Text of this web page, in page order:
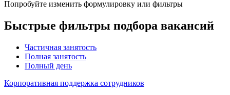
Попробуйте изменить формулировку или фильтры
Быстрые фильтры подбора вакансий
Частичная занятость
Полная занятость
Полный день
Корпоративная поддержка сотрудников